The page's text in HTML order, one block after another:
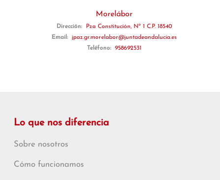
Morelábor
Dirección:
Pza Constitución, Nº 1 C.P. 18540
Email:
jpaz.gr.morelabor@juntadeandalucia.es
Teléfono:
958692531
Lo que nos diferencia
Sobre nosotros
Cómo funcionamos